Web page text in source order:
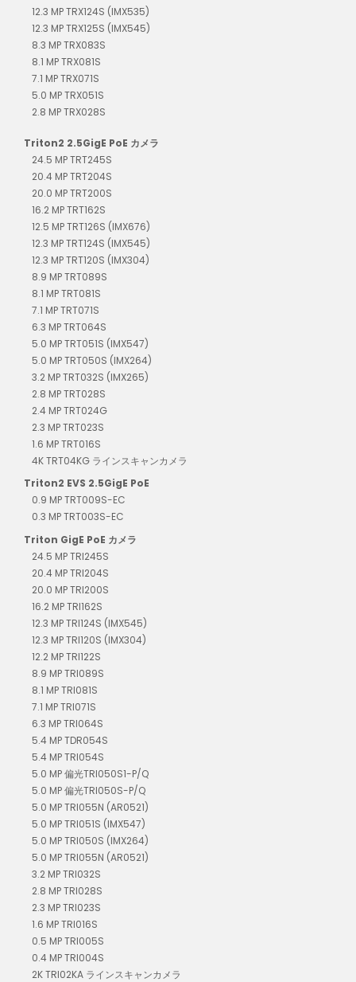
12.3 MP TRX124S (IMX535)
12.3 MP TRX125S (IMX545)
8.3 MP TRX083S
8.1 MP TRX081S
7.1 MP TRX071S
5.0 MP TRX051S
2.8 MP TRX028S
Triton2 2.5GigE PoE カメラ
24.5 MP TRT245S
20.4 MP TRT204S
20.0 MP TRT200S
16.2 MP TRT162S
12.5 MP TRT126S (IMX676)
12.3 MP TRT124S (IMX545)
12.3 MP TRT120S (IMX304)
8.9 MP TRT089S
8.1 MP TRT081S
7.1 MP TRT071S
6.3 MP TRT064S
5.0 MP TRT051S (IMX547)
5.0 MP TRT050S (IMX264)
3.2 MP TRT032S (IMX265)
2.8 MP TRT028S
2.4 MP TRT024G
2.3 MP TRT023S
1.6 MP TRT016S
4K TRT04KG ラインスキャンカメラ
Triton2 EVS 2.5GigE PoE
0.9 MP TRT009S-EC
0.3 MP TRT003S-EC
Triton GigE PoE カメラ
24.5 MP TRI245S
20.4 MP TRI204S
20.0 MP TRI200S
16.2 MP TRI162S
12.3 MP TRI124S (IMX545)
12.3 MP TRI120S (IMX304)
12.2 MP TRI122S
8.9 MP TRI089S
8.1 MP TRI081S
7.1 MP TRI071S
6.3 MP TRI064S
5.4 MP TDR054S
5.4 MP TRI054S
5.0 MP 偏光TRI050S1-P/Q
5.0 MP 偏光TRI050S-P/Q
5.0 MP TRI055N (AR0521)
5.0 MP TRI051S (IMX547)
5.0 MP TRI050S (IMX264)
5.0 MP TRI055N (AR0521)
3.2 MP TRI032S
2.8 MP TRI028S
2.3 MP TRI023S
1.6 MP TRI016S
0.5 MP TRI005S
0.4 MP TRI004S
2K TRI02KA ラインスキャンカメラ